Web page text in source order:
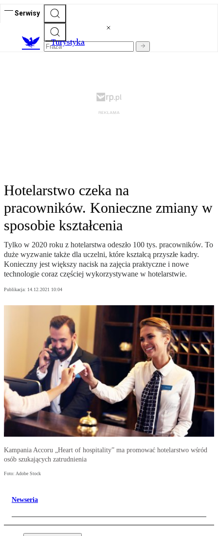
Serwisy
Turystyka
Hotelarstwo czeka na
pracowników. Konieczne zmiany w
sposobie kształcenia
Tylko w 2020 roku z hotelarstwa odeszło 100 tys. pracowników. To
duże wyzwanie także dla uczelni, które kształcą przyszłe kadry.
Konieczny jest większy nacisk na zajęcia praktyczne i nowe
technologie coraz częściej wykorzystywane w hotelarstwie.
Publikacja: 14.12.2021 10:04
Kampania Accoru „Heart of hospitality” ma promować hotelarstwo wśród
osób szukających zatrudnienia
Foto: Adobe Stock
Newseria